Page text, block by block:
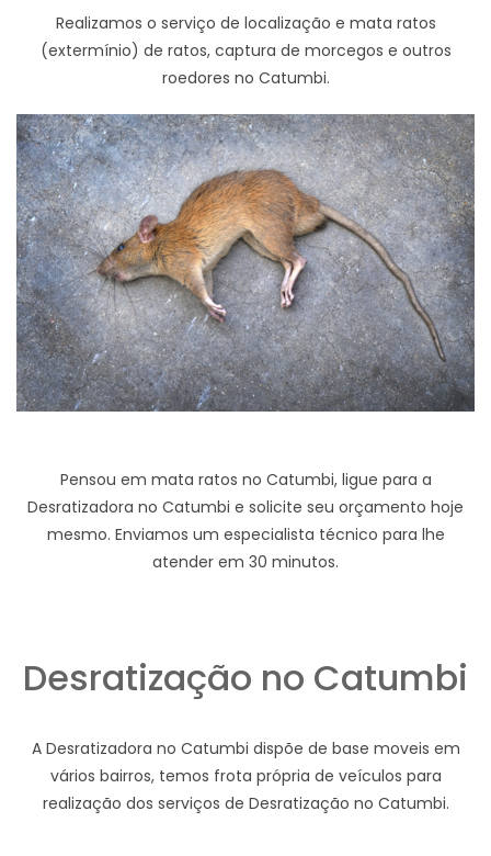
Realizamos o serviço de localização e mata ratos
(extermínio) de ratos, captura de morcegos e outros
roedores no Catumbi.
Pensou em mata ratos no Catumbi, ligue para a
Desratizadora no Catumbi e solicite seu orçamento hoje
mesmo. Enviamos um especialista técnico para lhe
atender em 30 minutos.
Desratização no Catumbi
A Desratizadora no Catumbi dispõe de base moveis em
vários bairros, temos frota própria de veículos para
realização dos serviços de Desratização no Catumbi.